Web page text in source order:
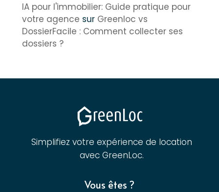
IA pour l'immobilier: Guide pratique pour
votre agence sur Greenloc vs
DossierFacile : Comment collecter ses
dossiers ?
Simplifiez votre expérience de location
avec GreenLoc.
Vous êtes ?